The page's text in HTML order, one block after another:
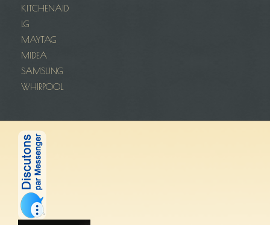
KITCHENAID
LG
MAYTAG
MIDEA
SAMSUNG
WHIRPOOL